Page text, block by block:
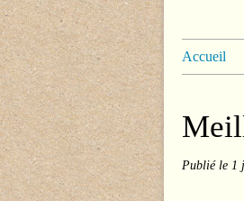
Accueil
Publié le 1